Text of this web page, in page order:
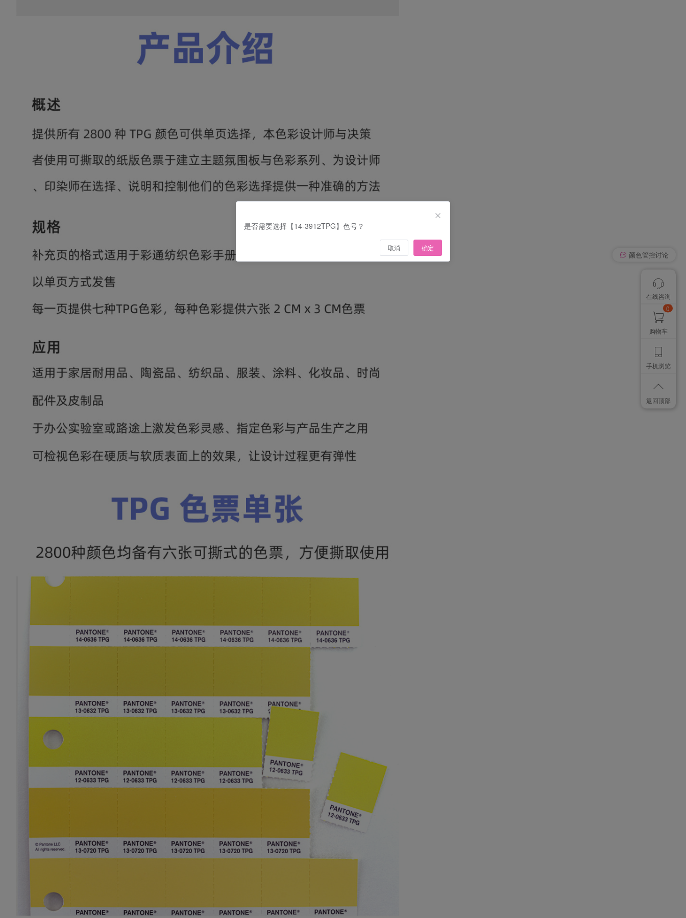
我有个想法
想找个色卡
颜色管控讨论
在线咨询
0
购物车
手机浏览
返回顶部
是否需要选择【14-3912TPG】色号？
取消 确定